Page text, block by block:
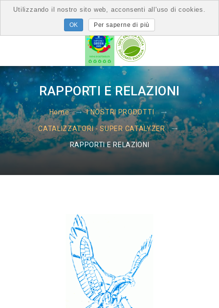
RAPPORTI E RELAZIONI
Home I NOSTRI PRODOTTI
CATALIZZATORI - SUPER CATALYZER
RAPPORTI E RELAZIONI
Utilizzando il nostro sito web, acconsenti all'uso di cookies.
Per saperne di più